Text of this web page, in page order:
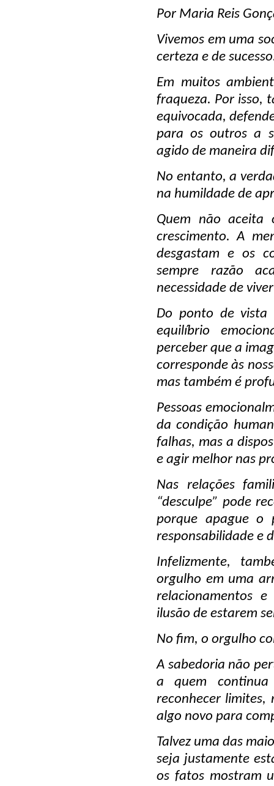
Por Maria Reis
Vivemos em uma
certeza e de
Em muitos
fraqueza. Por isso,
equivocada,
para os outros a
agido de maneira
No entanto, a
na humildade de
Quem não aceita
crescimento. A
desgastam e os
sempre razão
necessidade de
Do ponto de vista
equilíbrio
perceber que a
corresponde às
mas também é
Pessoas
da condição
falhas, mas a
e agir melhor nas
Nas relações
“desculpe” pode
porque apague o
responsabilidade e
Infelizmente,
orgulho em uma
relacionamentos
ilusão de estarem
No fim, o orgulho
A sabedoria não
a quem continua
reconhecer limites,
algo novo para
Talvez uma das
seja justamente
os fatos mostram